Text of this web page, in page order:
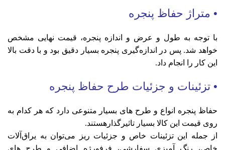
• متراژ حفاظ پنجره
با توجه به طول و عرض و اندازه پنجره، قیمت نهایی مشخص
خواهد شد. پس در اندازه‌گیری پنجره بسیار دقیق بود و با دقت بالا
این کار را انجام داد.
• تزئینات و جزئیات طرح حفاظ پنجره
حفاظ پنجره انواع و طرح های بسیار متنوعی دارد که هر کدام به
روی قیمت این کالا بسیار تاثیرگذارهستند.
از جمله این تزئینات خاص و جزئیات ریز می‌توان به یراق‌آلات
خاص، رنگ آمیزی سفارشی، فرفورژه اضافی و طرح های